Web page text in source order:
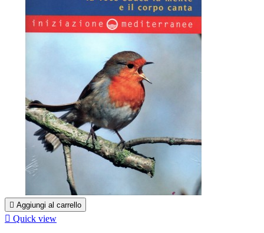
 Aggiungi al carrello
 Quick view